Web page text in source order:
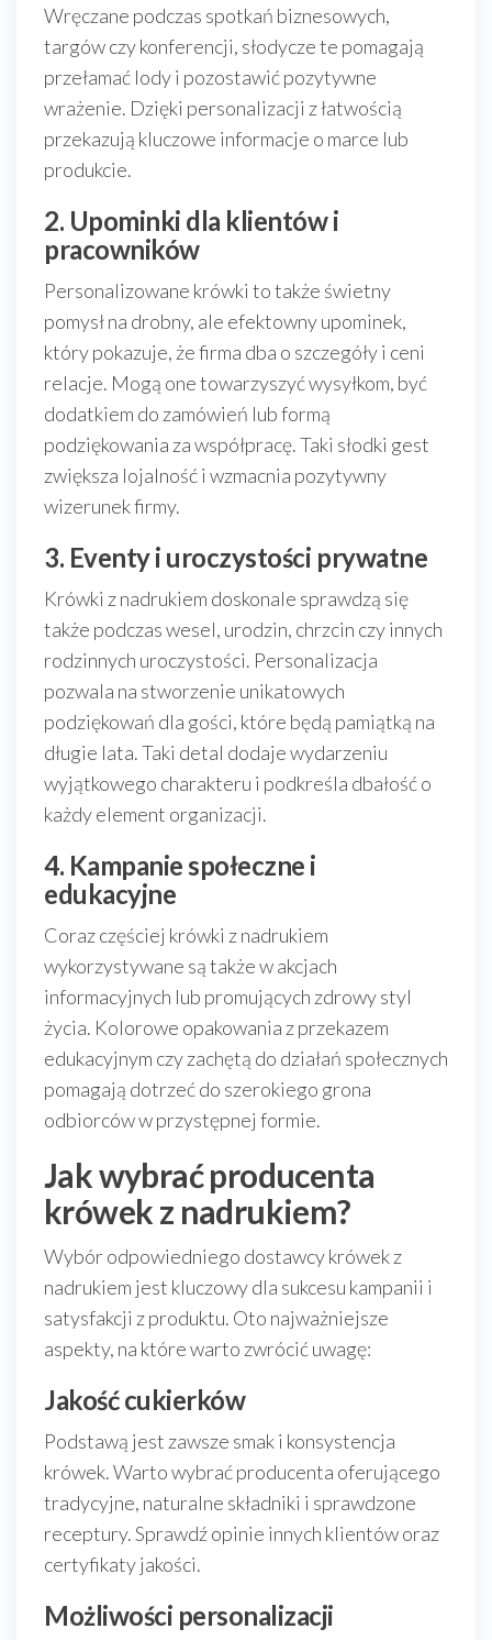
Wręczane podczas spotkań biznesowych,
targów czy konferencji, słodycze te pomagają
przełamać lody i pozostawić pozytywne
wrażenie. Dzięki personalizacji z łatwością
przekazują kluczowe informacje o marce lub
produkcie.
2. Upominki dla klientów i
pracowników
Personalizowane krówki to także świetny
pomysł na drobny, ale efektowny upominek,
który pokazuje, że firma dba o szczegóły i ceni
relacje. Mogą one towarzyszyć wysyłkom, być
dodatkiem do zamówień lub formą
podziękowania za współpracę. Taki słodki gest
zwiększa lojalność i wzmacnia pozytywny
wizerunek firmy.
3. Eventy i uroczystości prywatne
Krówki z nadrukiem doskonale sprawdzą się
także podczas wesel, urodzin, chrzcin czy innych
rodzinnych uroczystości. Personalizacja
pozwala na stworzenie unikatowych
podziękowań dla gości, które będą pamiątką na
długie lata. Taki detal dodaje wydarzeniu
wyjątkowego charakteru i podkreśla dbałość o
każdy element organizacji.
4. Kampanie społeczne i
edukacyjne
Coraz częściej krówki z nadrukiem
wykorzystywane są także w akcjach
informacyjnych lub promujących zdrowy styl
życia. Kolorowe opakowania z przekazem
edukacyjnym czy zachętą do działań społecznych
pomagają dotrzeć do szerokiego grona
odbiorców w przystępnej formie.
Jak wybrać producenta
krówek z nadrukiem?
Wybór odpowiedniego dostawcy krówek z
nadrukiem jest kluczowy dla sukcesu kampanii i
satysfakcji z produktu. Oto najważniejsze
aspekty, na które warto zwrócić uwagę:
Jakość cukierków
Podstawą jest zawsze smak i konsystencja
krówek. Warto wybrać producenta oferującego
tradycyjne, naturalne składniki i sprawdzone
receptury. Sprawdź opinie innych klientów oraz
certyfikaty jakości.
Możliwości personalizacji